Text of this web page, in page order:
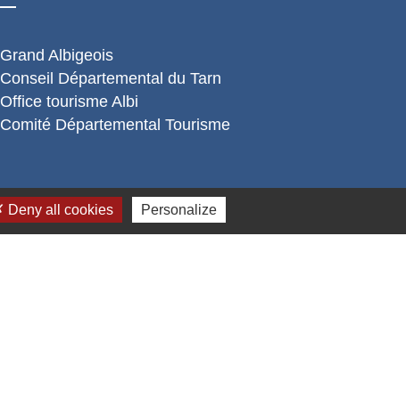
Grand Albigeois
Conseil Départemental du Tarn
Office tourisme Albi
Comité Départemental Tourisme
Deny all cookies Personalize